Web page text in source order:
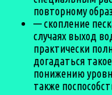
повторному
— скопление
случаях выход
практически
догадаться
понижению
также